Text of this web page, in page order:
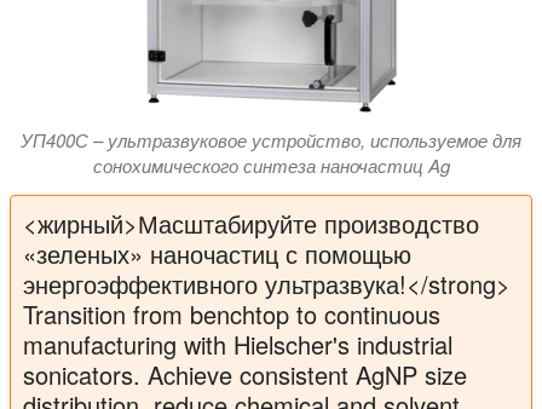
УП400С – ультразвуковое устройство, используемое для
сонохимического синтеза наночастиц Ag
<жирный>Масштабируйте производство
«зеленых» наночастиц с помощью
энергоэффективного ультразвука!</strong>
Transition from benchtop to continuous
manufacturing with Hielscher's industrial
sonicators. Achieve consistent AgNP size